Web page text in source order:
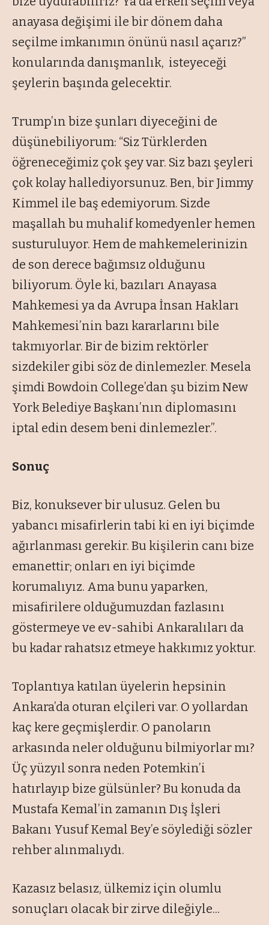
anayasa değişimi ile bir dönem daha
seçilme imkanımın önünü nasıl açarız?”
konularında danışmanlık, isteyeceği
şeylerin başında gelecektir.
Trump’ın bize şunları diyeceğini de
düşünebiliyorum: “Siz Türklerden
öğreneceğimiz çok şey var. Siz bazı şeyleri
çok kolay hallediyorsunuz. Ben, bir Jimmy
Kimmel ile baş edemiyorum. Sizde
maşallah bu muhalif komedyenler hemen
susturuluyor. Hem de mahkemelerinizin
de son derece bağımsız olduğunu
biliyorum. Öyle ki, bazıları Anayasa
Mahkemesi ya da Avrupa İnsan Hakları
Mahkemesi’nin bazı kararlarını bile
takmıyorlar. Bir de bizim rektörler
sizdekiler gibi söz de dinlemezler. Mesela
şimdi Bowdoin College’dan şu bizim New
York Belediye Başkanı’nın diplomasını
iptal edin desem beni dinlemezler.”.
Sonuç
Biz, konuksever bir ulusuz. Gelen bu
yabancı misafirlerin tabi ki en iyi biçimde
ağırlanması gerekir. Bu kişilerin canı bize
emanettir; onları en iyi biçimde
korumalıyız. Ama bunu yaparken,
misafirilere olduğumuzdan fazlasını
göstermeye ve ev-sahibi Ankaralıları da
bu kadar rahatsız etmeye hakkımız yoktur.
Toplantıya katılan üyelerin hepsinin
Ankara’da oturan elçileri var. O yollardan
kaç kere geçmişlerdir. O panoların
arkasında neler olduğunu bilmiyorlar mı?
Üç yüzyıl sonra neden Potemkin’i
hatırlayıp bize gülsünler? Bu konuda da
Mustafa Kemal’in zamanın Dış İşleri
Bakanı Yusuf Kemal Bey’e söylediği sözler
rehber alınmalıydı.
Kazasız belasız, ülkemiz için olumlu
sonuçları olacak bir zirve dileğiyle...